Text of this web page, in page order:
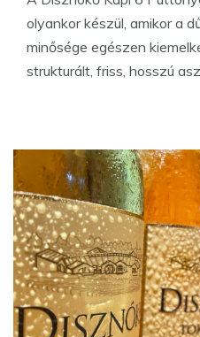
olyankor készül, amikor a
minősége egészen
strukturált, friss, hosszú